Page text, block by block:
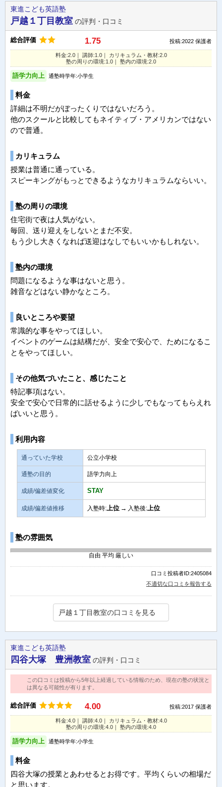
東進こども英語塾
戸越１丁目教室 の評判・口コミ
総合評価 1.75 投稿:2022 保護者
料金:2.0｜ 講師:1.0｜ カリキュラム・教材:2.0
塾の周りの環境:1.0｜ 塾内の環境:2.0
語学力向上 通塾時学年:小学生
料金
詳細は不明だがぼったくりではないだろう。
他のスクールと比較してもネイティブ・アメリカンではない
ので普通。
カリキュラム
授業は普通に通っている。
スピーキングがもっとできるようなカリキュラムならいい。
塾の周りの環境
住宅街で夜は人気がない。
毎回、送り迎えをしないとまだ不安。
もう少し大きくなれば送迎はなしでもいいかもしれない。
塾内の環境
問題になるような事はないと思う。
雑音などはない静かなところ。
良いところや要望
常識的な事をやってほしい。
イベントのゲームは結構だが、安全で安心で、ためになるこ
とをやってほしい。
その他気づいたこと、感じたこと
特記事項はない。
安全で安心で日常的に話せるように少しでもなってもらえれ
ばいいと思う。
利用内容
通っていた学校 公立小学校
通塾の目的 語学力向上
成績/偏差値変化 STAY
成績/偏差値推移 入塾時:上位 → 入塾後:上位
塾の雰囲気
自由 平均 厳しい
口コミ投稿者ID:2405084
不適切な口コミを報告する
戸越１丁目教室の口コミを見る
東進こども英語塾
四谷大塚 豊洲教室 の評判・口コミ
この口コミは投稿から5年以上経過している情報のため、現在の塾の状況と
は異なる可能性が有ります。
総合評価 4.00 投稿:2017 保護者
料金:4.0｜ 講師:4.0｜ カリキュラム・教材:4.0
塾の周りの環境:4.0｜ 塾内の環境:4.0
語学力向上 通塾時学年:小学生
料金
四谷大塚の授業とあわせるとお得です。平均くらいの相場だ
と思います。